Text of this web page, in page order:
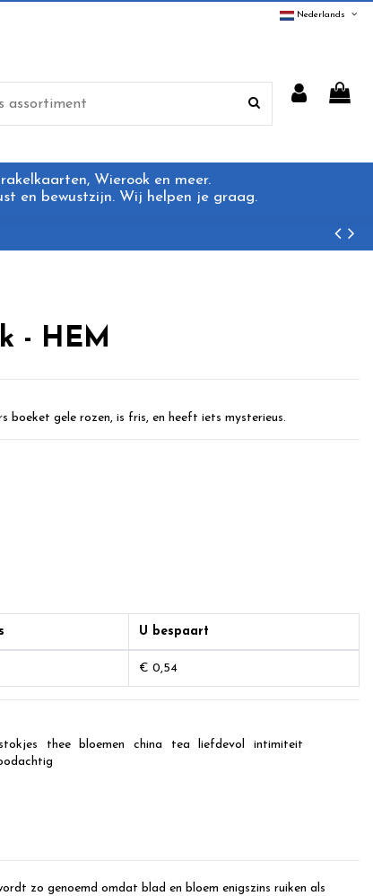
Nederlands
Wierook en meer.
en bewustzijn. Wij helpen je graag.
- HEM
boeket gele rozen, is fris, en heeft iets mysterieus.
U bespaart
€ 0,54
stokjes thee bloemen china tea liefdevol
intimiteit
zo genoemd omdat blad en bloem enigszins ruiken als